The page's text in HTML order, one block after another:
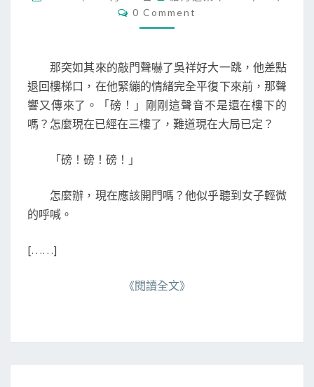
部
：
燈
（
十
七
）
C
O
N
T
S
0 Comment
那突如其來的敲門聲嚇了吳祥好大一跳，他差點
退回樓梯口，在他緊繃的情緒完全平復下來前，那聲
響又傳來了。「磅！」剛剛這聲音不是還在樓下的
嗎？怎麼現在已經在三樓了，難道現在大局已定？
「磅！磅！磅！」
怎麼辦，現在應該開門嗎？他似乎聽到女子輕微
的呼喊。
[……]
《閱讀全文》